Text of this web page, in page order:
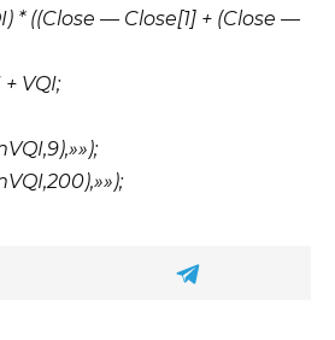
* ((Close — Close[1] + (Close —
VQI;